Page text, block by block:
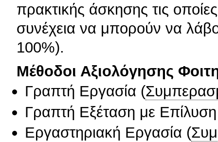
πρακτικής άσκησης τις
συνέχεια να μπορούν να
100%).
Μέθοδοι Αξιολόγησης
Γραπτή Εργασία (
Γραπτή Εξέταση με
Εργαστηριακή Εργασία (